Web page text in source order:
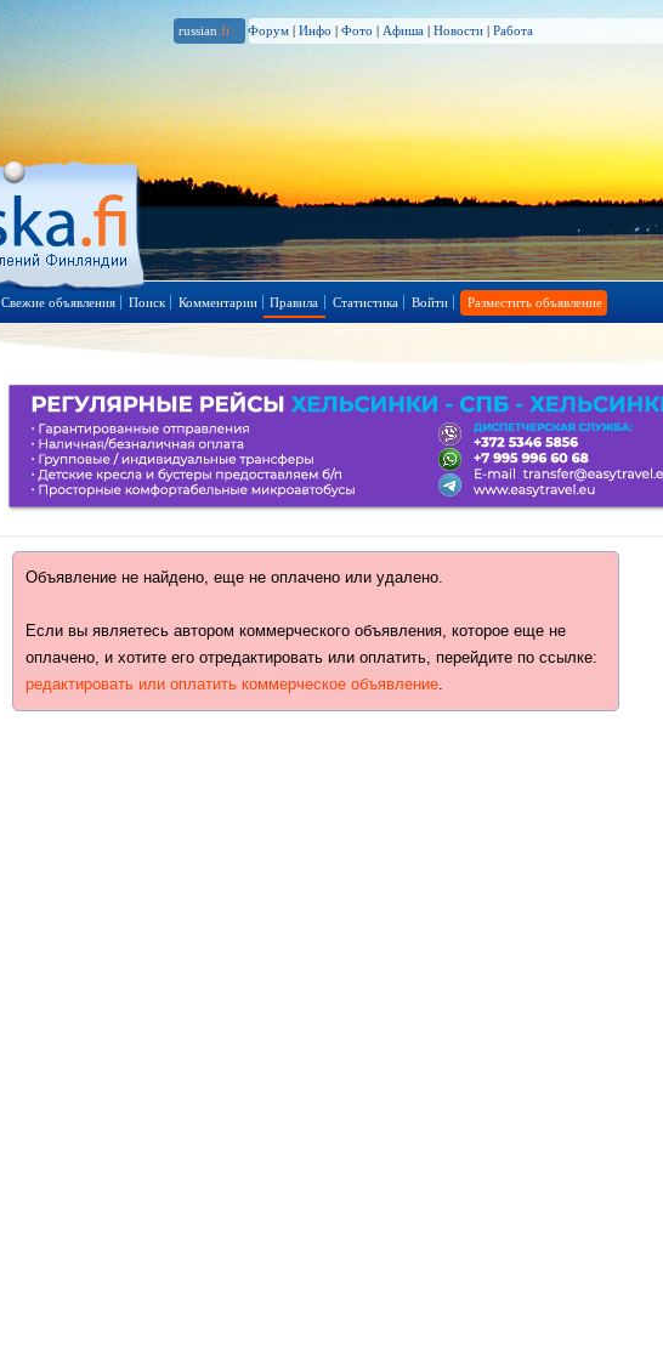
russian .fi Форум | Инфо | Фото | Афиша | Новости | Работа
Свежие объявления Поиск Комментарии Правила Статистика Войти Разместить объявление
Объявление не найдено, еще не оплачено или удалено.
Если вы являетесь автором коммерческого объявления, которое еще не
оплачено, и хотите его отредактировать или оплатить, перейдите по ссылке:
редактировать или оплатить коммерческое объявление.